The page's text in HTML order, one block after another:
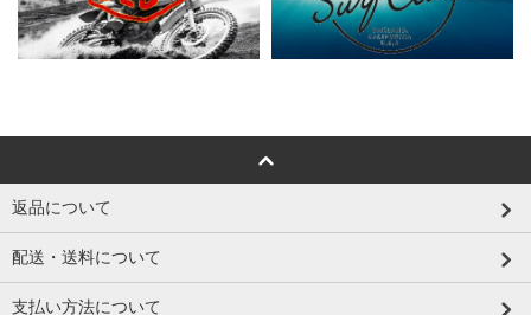
返品について
配送・送料について
支払い方法について